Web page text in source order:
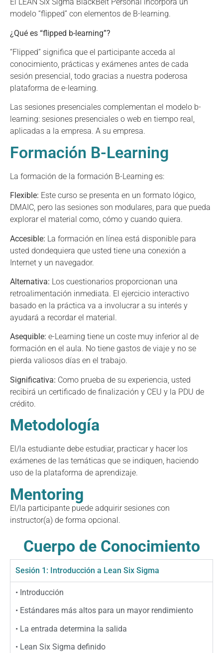
modelo “flipped” con elementos de B-learning.
¿Qué es “flipped b-learning”?
“Flipped” significa que el participante acceda al
conocimiento, prácticas y exámenes antes de cada
sesión presencial, todo gracias a nuestra poderosa
plataforma de e-learning.
Las sesiones presenciales complementan el modelo b-
learning: sesiones presenciales o web en tiempo real,
aplicadas a la empresa. A su empresa.
Formación B-Learning
La formación de la formación B-Learning es:
Flexible: Este curso se presenta en un formato lógico,
DMAIC, pero las sesiones son modulares, para que pueda
explorar el material como, cómo y cuando quiera.
Accesible: La formación en línea está disponible para
usted dondequiera que usted tiene una conexión a
Internet y un navegador.
Alternativa: Los cuestionarios proporcionan una
retroalimentación inmediata. El ejercicio interactivo
basado en la práctica va a involucrar a su interés y
ayudará a recordar el material.
Asequible: e-Learning tiene un coste muy inferior al de
formación en el aula. No tiene gastos de viaje y no se
pierda valiosos días en el trabajo.
Significativa: Como prueba de su experiencia, usted
recibirá un certificado de finalización y CEU y la PDU de
crédito.
Metodología
El/la estudiante debe estudiar, practicar y hacer los
exámenes de las temáticas que se indiquen, haciendo
uso de la plataforma de aprendizaje.
Mentoring
El/la participante puede adquirir sesiones con
instructor(a) de forma opcional.
Cuerpo de Conocimiento
Sesión 1: Introducción a Lean Six Sigma
• Introducción
• Estándares más altos para un mayor rendimiento
• La entrada determina la salida
• Lean Six Sigma definido